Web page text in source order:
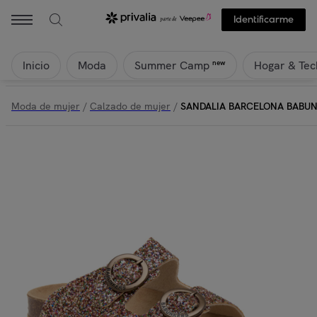
Identificarme
Inicio Moda Summer Camp new Hogar &
Moda de mujer / Calzado de mujer / SANDALIA BARCELONA